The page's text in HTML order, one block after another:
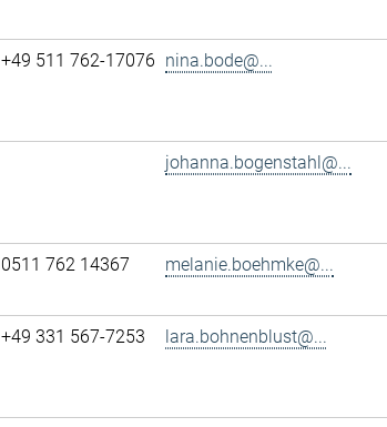
+49 511 762-17076 nina.bode@...
johanna.bogenstahl@...
0511 762 14367 melanie.boehmke@...
+49 331 567-7253 lara.bohnenblust@...